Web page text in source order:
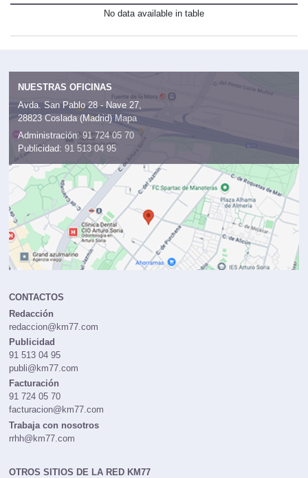
No data available in table
NUESTRAS OFICINAS
Avda. San Pablo 28 - Nave 27,
28823 Coslada (Madrid) Mapa
Administración: 91 724 05 70
Publicidad: 91 513 04 95
CONTACTOS
Redacción
redaccion@km77.com
Publicidad
91 513 04 95
publi@km77.com
Facturación
91 724 05 70
facturacion@km77.com
Trabaja con nosotros
rrhh@km77.com
OTROS SITIOS DE LA RED KM77